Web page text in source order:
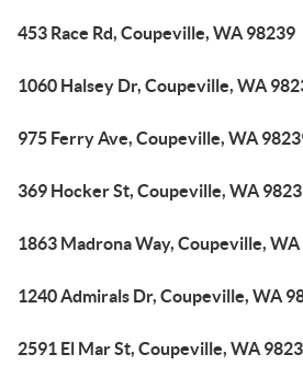
453 Race Rd, Coupeville, WA 98239
1060 Halsey Dr, Coupeville, WA
975 Ferry Ave, Coupeville, WA
369 Hocker St, Coupeville, WA
1863 Madrona Way, Coupeville,
1240 Admirals Dr, Coupeville, WA
2591 El Mar St, Coupeville, WA